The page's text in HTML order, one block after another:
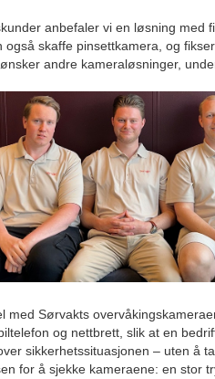
anbefaler vi en løsning med
også skaffe pinsettkamera, og
andre kameraløsninger,
med Sørvakts
og nettbrett, slik at en
sikkerhetssituasjonen – uten å
for å sjekke kameraene: en stor